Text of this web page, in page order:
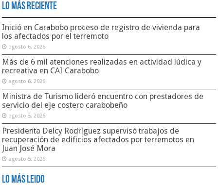
Lo Más Reciente
Inició en Carabobo proceso de registro de vivienda para
los afectados por el terremoto
agosto 6, 2026
Más de 6 mil atenciones realizadas en actividad lúdica y
recreativa en CAI Carabobo
agosto 6, 2026
Ministra de Turismo lideró encuentro con prestadores de
servicio del eje costero carabobeño
agosto 5, 2026
Presidenta Delcy Rodríguez supervisó trabajos de
recuperación de edificios afectados por terremotos en
Juan José Mora
agosto 5, 2026
Lo Más Leido